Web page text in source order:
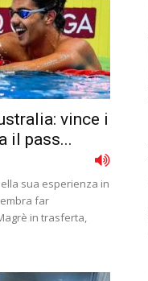
vince i
il pass...
sua esperienza in
far
in trasferta,